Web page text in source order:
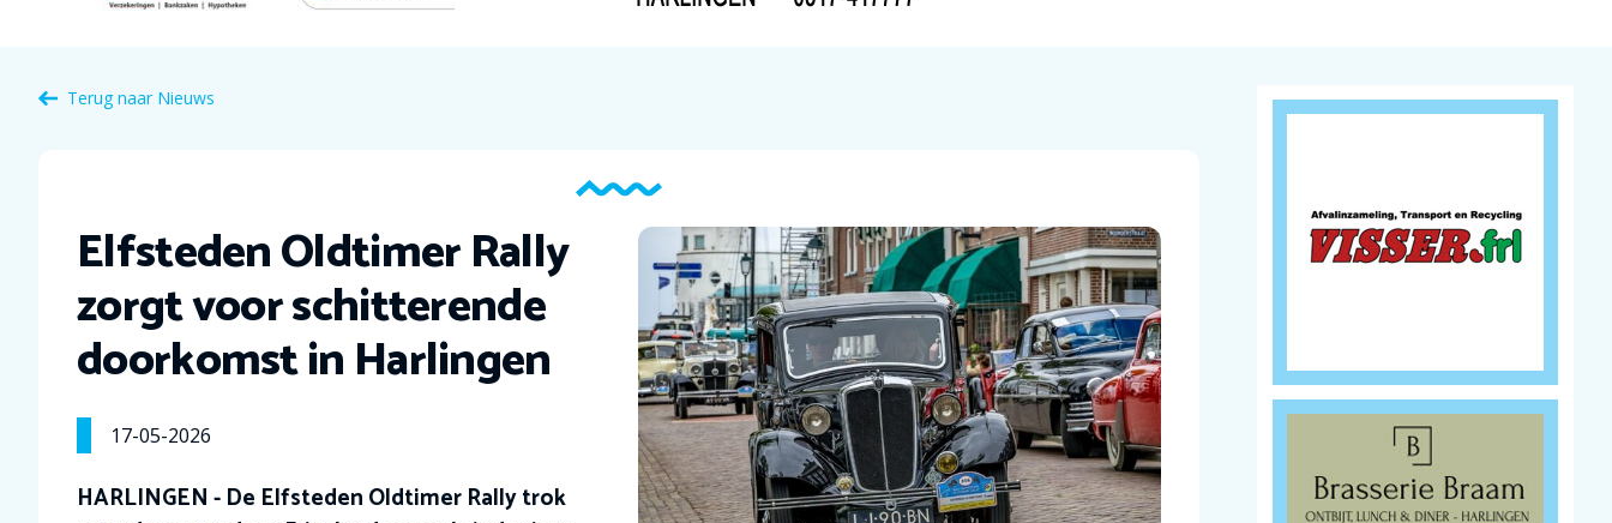
Terug naar Nieuws
Elfsteden Oldtimer Rally
zorgt voor schitterende
doorkomst in Harlingen
17-05-2026
HARLINGEN - De Elfsteden Oldtimer Rally trok